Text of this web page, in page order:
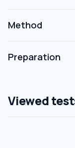
Method
Preparation
Viewed